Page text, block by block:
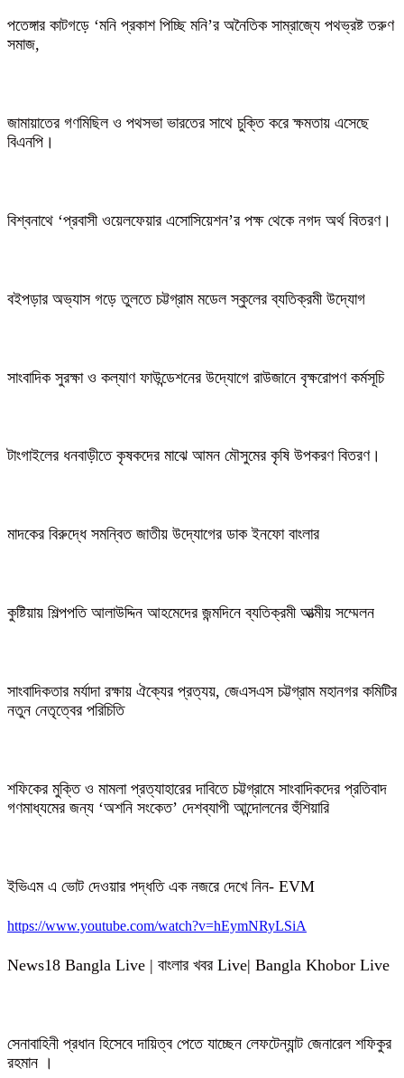
পতেঙ্গার কাটগড়ে ‘মনি প্রকাশ পিচ্ছি মনি’র অনৈতিক সাম্রাজ্যে পথভ্রষ্ট তরুণ
সমাজ,
জামায়াতের গণমিছিল ও পথসভা ভারতের সাথে চুক্তি করে ক্ষমতায় এসেছে
বিএনপি।
বিশ্বনাথে ‘প্রবাসী ওয়েলফেয়ার এসোসিয়েশন’র পক্ষ থেকে নগদ অর্থ বিতরণ।
বইপড়ার অভ্যাস গড়ে তুলতে চট্টগ্রাম মডেল স্কুলের ব্যতিক্রমী উদ্যোগ
সাংবাদিক সুরক্ষা ও কল্যাণ ফাউন্ডেশনের উদ্যোগে রাউজানে বৃক্ষরোপণ কর্মসূচি
টাংগাইলের ধনবাড়ীতে কৃষকদের মাঝে আমন মৌসুমের কৃষি উপকরণ বিতরণ।
মাদকের বিরুদ্ধে সমন্বিত জাতীয় উদ্যোগের ডাক ইনফো বাংলার
কুষ্টিয়ায় শিল্পপতি আলাউদ্দিন আহমেদের জন্মদিনে ব্যতিক্রমী আত্মীয় সম্মেলন
সাংবাদিকতার মর্যাদা রক্ষায় ঐক্যের প্রত্যয়, জেএসএস চট্টগ্রাম মহানগর কমিটির
নতুন নেতৃত্বের পরিচিতি
শফিকের মুক্তি ও মামলা প্রত্যাহারের দাবিতে চট্টগ্রামে সাংবাদিকদের প্রতিবাদ
গণমাধ্যমের জন্য ‘অশনি সংকেত’ দেশব্যাপী আন্দোলনের হুঁশিয়ারি
ইভিএম এ ভোট দেওয়ার পদ্ধতি এক নজরে দেখে নিন- EVM
https://www.youtube.com/watch?v=hEymNRyLSiA
News18 Bangla Live | বাংলার খবর Live| Bangla Khobor Live
সেনাবাহিনী প্রধান হিসেবে দায়িত্ব পেতে যাচ্ছেন লেফটেন্যান্ট জেনারেল শফিকুর
রহমান ।